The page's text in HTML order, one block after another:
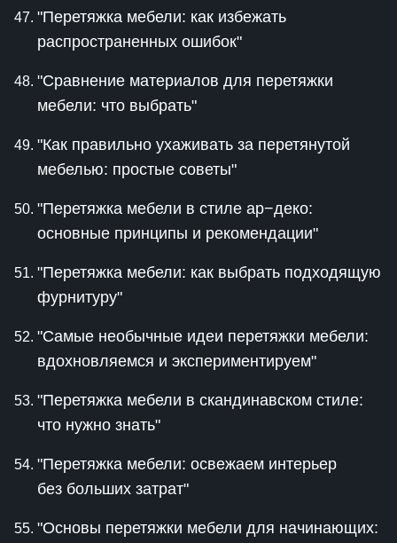
"Перетяжка мебели: как избежать
распространенных ошибок"
"Сравнение материалов для перетяжки
мебели: что выбрать"
"Как правильно ухаживать за перетянутой
мебелью: простые советы"
"Перетяжка мебели в стиле ар−деко:
основные принципы и рекомендации"
"Перетяжка мебели: как выбрать подходящую
фурнитуру"
"Самые необычные идеи перетяжки мебели:
вдохновляемся и экспериментируем"
"Перетяжка мебели в скандинавском стиле:
что нужно знать"
"Перетяжка мебели: освежаем интерьер
без больших затрат"
"Основы перетяжки мебели для начинающих: